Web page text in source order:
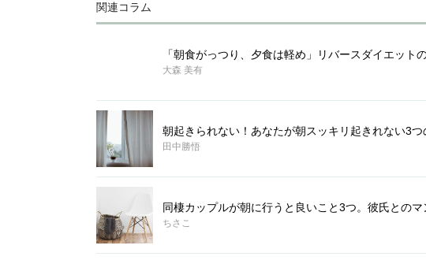
関連コラム
「朝食がっつり、夕食は軽め」リバースダイエット
大森 美有
朝起きられない！あなたが朝スッキリ起きれない3
田中勝悟
同棲カップルが朝に行うと良いこと3つ。彼氏とのマ
ちさこ